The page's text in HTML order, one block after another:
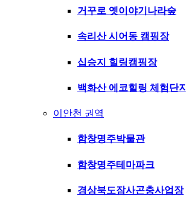
거꾸로 옛이야기나라숲
속리산 시어동 캠핑장
십승지 힐링캠핑장
백화산 에코힐링 체험단지
이안천 권역
함창명주박물관
함창명주테마파크
경상북도잠사곤충사업장